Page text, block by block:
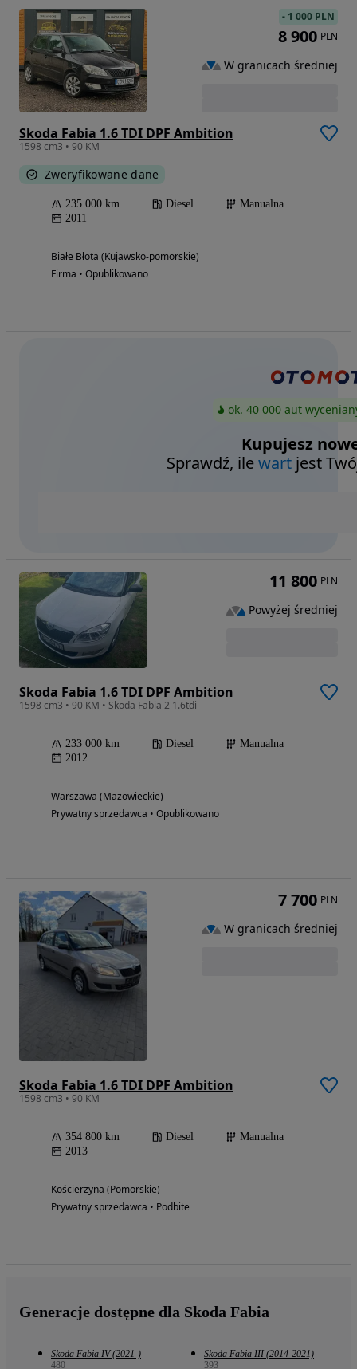
Skoda Fabia 1.6 TDI DPF Ambition
1598 cm3 • 90 KM
Zweryfikowane dane
235 000 km Diesel
Manualna
2011
Białe Błota (Kujawsko-pomorskie)
Firma • Opublikowano
- 1 000 PLN
8 900 PLN
W granicach średniej
ok. 40 000 aut
Kupujesz
Sprawdź, ilewart jest
Skoda Fabia 1.6 TDI DPF Ambition
1598 cm3 • 90 KM • Skoda Fabia 2 1.6tdi
233 000 km Diesel
Manualna
2012
Warszawa (Mazowieckie)
Prywatny sprzedawca • Opublikowano
11 800 PLN
Powyżej średniej
Skoda Fabia 1.6 TDI DPF Ambition
1598 cm3 • 90 KM
354 800 km Diesel
Manualna
2013
Kościerzyna (Pomorskie)
Prywatny sprzedawca • Podbite
7 700 PLN
W granicach średniej
Generacje dostępne dla Skoda Fabia
Skoda Fabia IV (2021-)
480
Skoda Fabia III (2014-2021)
393